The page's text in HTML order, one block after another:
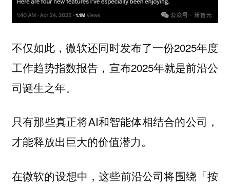
不仅如此，微软还同时发布了一份2025年度
工作趋势指数报告，宣布2025年就是前沿公
司诞生之年。
只有那些真正将AI和智能体相结合的公司，
才能释放出巨大的价值潜力。
在微软的设想中，这些前沿公司将围绕「按